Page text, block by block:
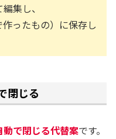
集し、
ったもの）に保存し
閉じる
で閉じる代替案です。